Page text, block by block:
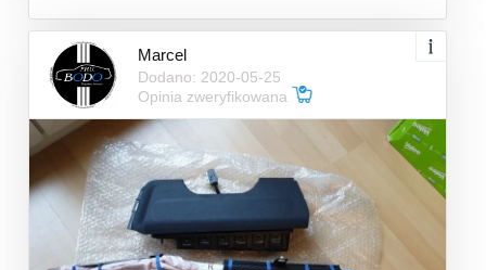
Marcel
Dodano: 2020-05-25
Opinia zweryfikowana